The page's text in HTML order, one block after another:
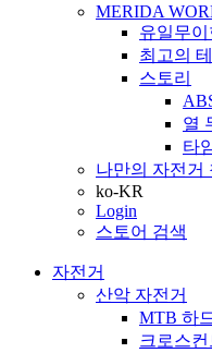
MERIDA
유일무이
최고의
스토리
열
타
나만의 자전거
ko-KR
Login
스토어 검색
자전거
산악 자전거
MTB 하
크로스